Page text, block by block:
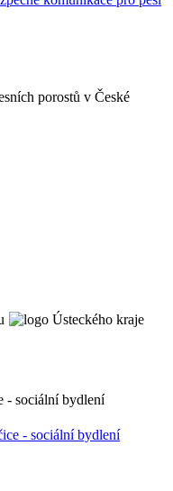
porostů v České
- sociální bydlení